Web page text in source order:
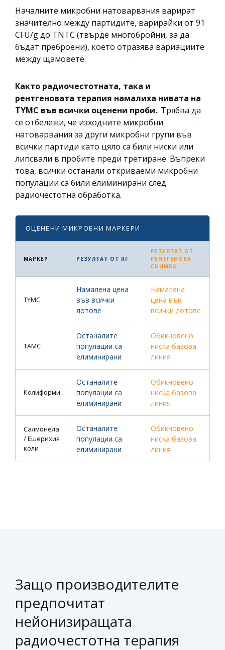
Началните микробни натоварвания варират
значително между партидите, варирайки от 91
CFU/g до TNTC (твърде многобройни, за да
бъдат преброени), което отразява вариациите
между щамовете.
Както радиочестотната, така и
рентгеновата терапия намалиха нивата на
TYMC във всички оценени проби.. Трябва да
се отбележи, че изходните микробни
натоварвания за други микробни групи във
всички партиди като цяло са били ниски или
липсвали в пробите преди третиране. Въпреки
това, всички останали откриваеми микробни
популации са били елиминирани след
радиочестотна обработка.
ОЦЕНЕНИ МИКРОБНИ МАРКЕРИ
МАРКЕР РЕЗУЛТАТ ОТ RF
РЕЗУЛТАТ ОТ
РЕНТГЕНОВА
СНИМКА
TYMC
Намалена цена
във всички
лотове
Намалена
цена във
всички лотове
TAMC
Останалите
популации са
елиминирани
Обикновено
ниска базова
линия
Колиформи
Останалите
популации са
елиминирани
Обикновено
ниска базова
линия
Салмонела
/ Ешерихия
коли
Останалите
популации са
елиминирани
Обикновено
ниска базова
линия
Защо производителите
предпочитат
нейонизиращата
радиочестотна терапия